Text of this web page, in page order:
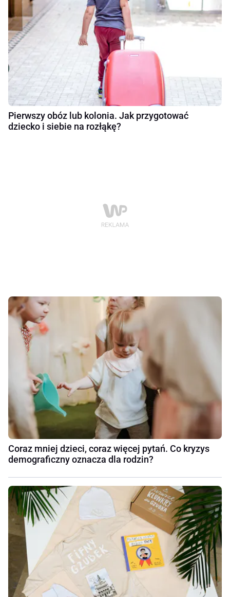
Pierwszy obóz lub kolonia. Jak przygotować
dziecko i siebie na rozłąkę?
Coraz mniej dzieci, coraz więcej pytań. Co kryzys
demograficzny oznacza dla rodzin?